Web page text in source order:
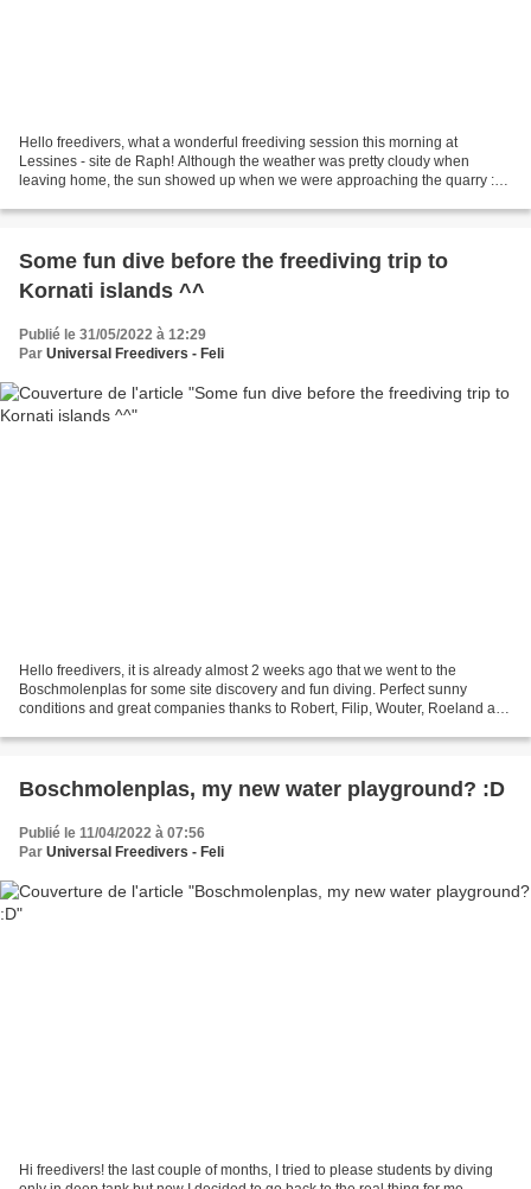
Hello freedivers, what a wonderful freediving session this morning at
Lessines - site de Raph! Although the weather was pretty cloudy when
leaving home, the sun showed up when we were approaching the quarry :o).
Some fun dive before the freediving trip to
Kornati islands ^^
Publié le 31/05/2022 à 12:29
Par Universal Freedivers - Feli
Hello freedivers, it is already almost 2 weeks ago that we went to the
Boschmolenplas for some site discovery and fun diving. Perfect sunny
conditions and great companies thanks to Robert, Filip, Wouter, Roeland and
Boschmolenplas, my new water playground? :D
Publié le 11/04/2022 à 07:56
Par Universal Freedivers - Feli
Hi freedivers! the last couple of months, I tried to please students by diving